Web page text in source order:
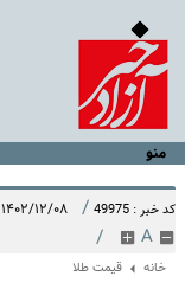
منو
کد خبر : 49975 / ۱۴۰۲/۱۲/۰۸ ۲۱:۱۸:۰۳
A
/
خانه قیمت طلا